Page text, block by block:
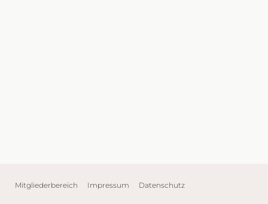
Mitgliederbereich Impressum Datenschutz